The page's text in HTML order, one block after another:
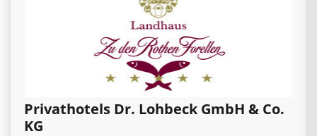
Privathotels Dr. Lohbeck GmbH & Co.
KG